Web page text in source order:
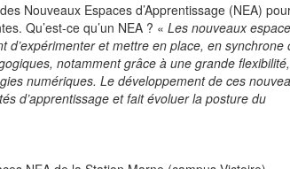
Nouveaux Espaces d’Apprentissage (NEA)
Qu’est-ce qu’un NEA ? « Les nouveaux
et mettre en place, en synchrone
notamment grâce à une grande
numériques. Le développement de ces
d’apprentissage et fait évoluer la posture du